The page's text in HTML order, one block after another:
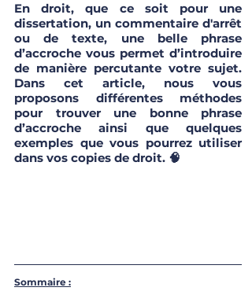
En droit, que ce soit pour une
dissertation, un commentaire d'arrêt
ou de texte, une belle phrase
d’accroche vous permet d’introduire
de manière percutante votre sujet.
Dans cet article, nous vous
proposons différentes méthodes
pour trouver une bonne phrase
d’accroche ainsi que quelques
exemples que vous pourrez utiliser
dans vos copies de droit. 🧠
Sommaire :